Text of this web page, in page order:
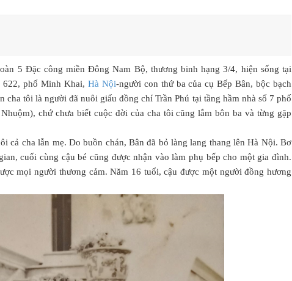
5 Đặc công miền Đông Nam Bộ, thương binh hạng 3/4, hiện sống tại
622, phố Minh Khai, Hà Nội-người con thứ ba của cụ Bếp Bân, bộc bạch
tôi là người đã nuôi giấu đồng chí Trần Phú tại tầng hầm nhà số 7 phố
chứ chưa biết cuộc đời của cha tôi cũng lắm bôn ba và từng gặp
cả cha lẫn mẹ. Do buồn chán, Bân đã bỏ làng lang thang lên Hà Nội. Bơ
cuối cùng cậu bé cũng được nhận vào làm phụ bếp cho một gia đình.
mọi người thương cảm. Năm 16 tuổi, cậu được một người đồng hương